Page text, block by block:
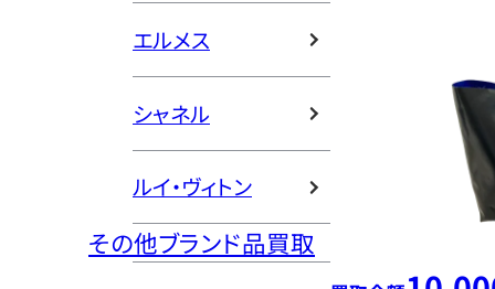
エルメス
シャネル
ルイ・ヴィトン
その他ブランド品買取